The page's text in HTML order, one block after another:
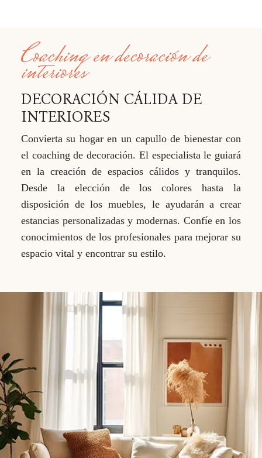
Coaching en decoración de
interiores
DECORACIÓN CÁLIDA DE
INTERIORES
Convierta su hogar en un capullo de bienestar con
el coaching de decoración. El especialista le guiará
en la creación de espacios cálidos y tranquilos.
Desde la elección de los colores hasta la
disposición de los muebles, le ayudarán a crear
estancias personalizadas y modernas. Confíe en los
conocimientos de los profesionales para mejorar su
espacio vital y encontrar su estilo.